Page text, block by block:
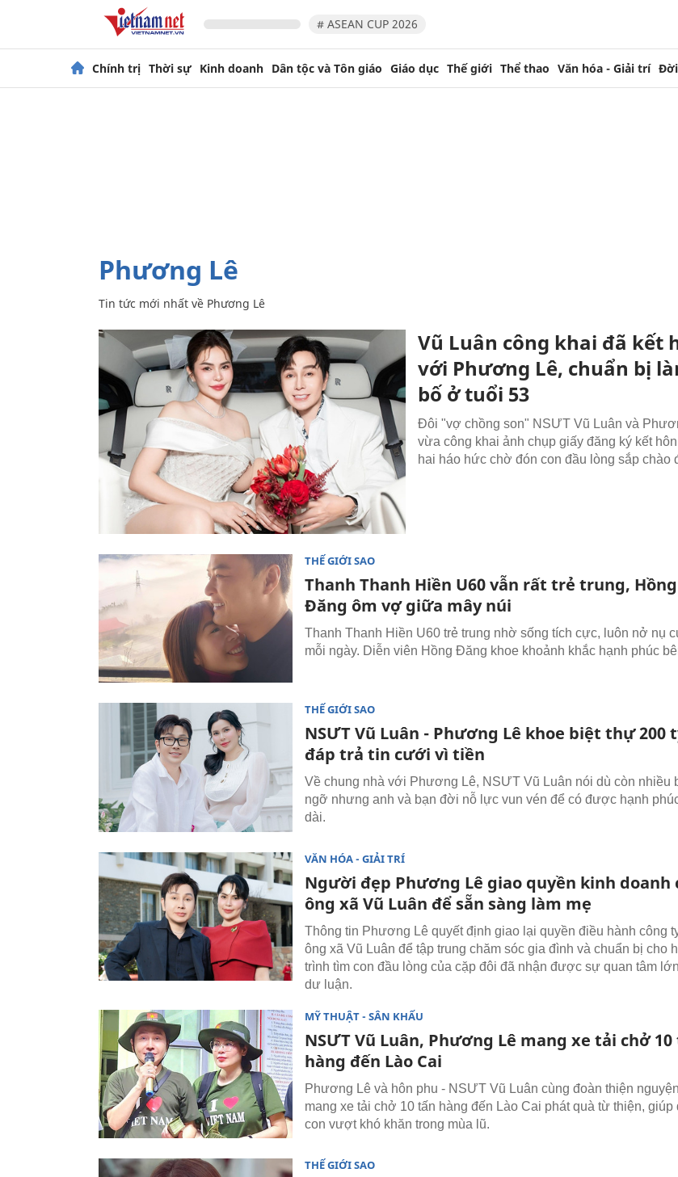
# ASEAN CUP 2026
Chính trị Thời sự Kinh doanh Dân tộc và Tôn giáo Giáo dục Thế giới Thể thao Văn hóa - Giải trí
Phương Lê
Tin tức mới nhất về Phương Lê
Vũ Luân công khai đã kết
với Phương Lê, chuẩn bị
bố ở tuổi 53
Đôi "vợ chồng son" NSƯT Vũ Luân và
vừa công khai ảnh chụp giấy đăng ký kết
hai háo hức chờ đón con đầu lòng sắp chào
THẾ GIỚI SAO
Thanh Thanh Hiền U60 vẫn rất trẻ trung, Hồng
Đăng ôm vợ giữa mây núi
Thanh Thanh Hiền U60 trẻ trung nhờ sống tích cực, luôn nở nụ
mỗi ngày. Diễn viên Hồng Đăng khoe khoảnh khắc hạnh phúc
THẾ GIỚI SAO
NSƯT Vũ Luân - Phương Lê khoe biệt thự 200
đáp trả tin cưới vì tiền
Về chung nhà với Phương Lê, NSƯT Vũ Luân nói dù còn nhiều
ngỡ nhưng anh và bạn đời nỗ lực vun vén để có được hạnh
dài.
VĂN HÓA - GIẢI TRÍ
Người đẹp Phương Lê giao quyền kinh doanh
ông xã Vũ Luân để sẵn sàng làm mẹ
Thông tin Phương Lê quyết định giao lại quyền điều hành công
ông xã Vũ Luân để tập trung chăm sóc gia đình và chuẩn bị cho
trình tìm con đầu lòng của cặp đôi đã nhận được sự quan tâm
dư luận.
MỸ THUẬT - SÂN KHẤU
NSƯT Vũ Luân, Phương Lê mang xe tải chở 10
hàng đến Lào Cai
Phương Lê và hôn phu - NSƯT Vũ Luân cùng đoàn thiện nguyện
mang xe tải chở 10 tấn hàng đến Lào Cai phát quà từ thiện, giúp
con vượt khó khăn trong mùa lũ.
THẾ GIỚI SAO